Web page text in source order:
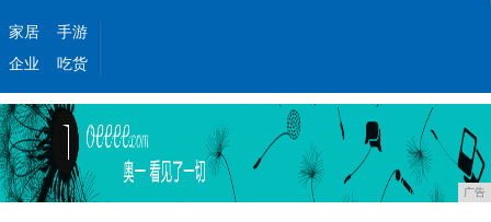
家居
手游
企业
吃货
广告